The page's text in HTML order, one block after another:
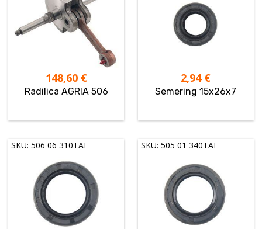
148,60 €
Radilica AGRIA 506
2,94 €
Semering 15x26x7
SKU: 506 06 310TAI SKU: 505 01 340TAI